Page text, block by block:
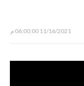
11/16/2021 06:00:00 م